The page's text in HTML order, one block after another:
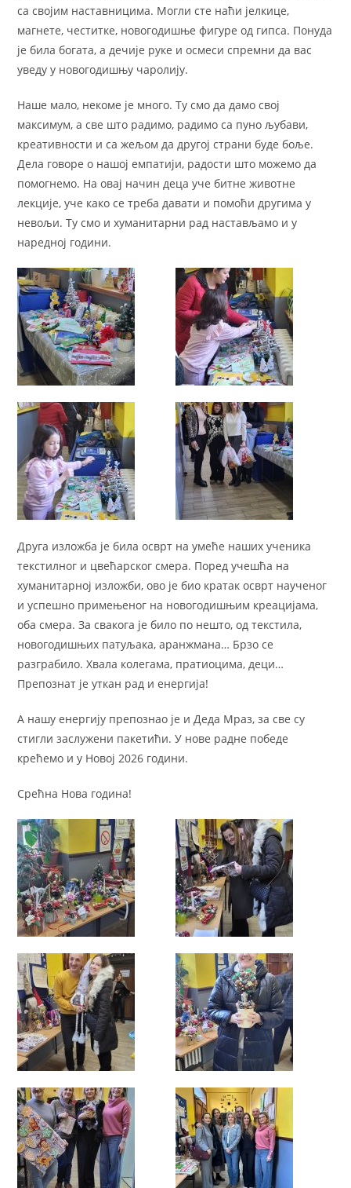
са својим наставницима. Могли сте наћи јелкице,
магнете, честитке, новогодишње фигуре од гипса. Понуда
је била богата, а дечије руке и осмеси спремни да вас
уведу у новогодишњу чаролију.
Наше мало, некоме је много. Ту смо да дамо свој
максимум, а све што радимо, радимо са пуно љубави,
креативности и са жељом да другој страни буде боље.
Дела говоре о нашој емпатији, радости што можемо да
помогнемо. На овај начин деца уче битне животне
лекције, уче како се треба давати и помоћи другима у
невољи. Ту смо и хуманитарни рад настављамо и у
наредној години.
Друга изложба је била осврт на умеће наших ученика
текстилног и цвећарског смера. Поред учешћа на
хуманитарној изложби, ово је био кратак осврт наученог
и успешно примењеног на новогодишњим креацијама,
оба смера. За свакога је било по нешто, од текстила,
новогодишњих патуљака, аранжмана… Брзо се
разграбило. Хвала колегама, пратиоцима, деци…
Препознат је уткан рад и енергија!
А нашу енергију препознао је и Деда Мраз, за све су
стигли заслужени пакетићи. У нове радне победе
крећемо и у Новој 2026 години.
Срећна Нова година!